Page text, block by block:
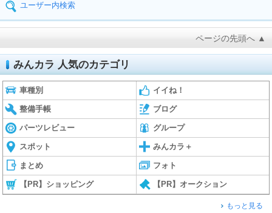
ユーザー内検索
ページの先頭へ ▲
みんカラ 人気のカテゴリ
車種別 イイね！
整備手帳 ブログ
パーツレビュー グループ
スポット みんカラ＋
まとめ フォト
【PR】ショッピング 【PR】オークション
もっと見る